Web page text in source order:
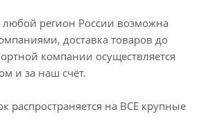
любой регион России возможна
доставка товаров до
компании осуществляется
и за наш счёт.
распространяется на ВСЕ крупные